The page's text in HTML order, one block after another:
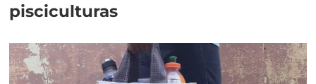
pisciculturas